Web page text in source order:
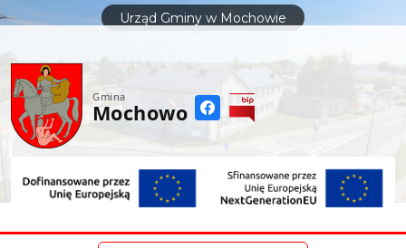
treści
Urząd Gminy w Mochowie
Gmina
Mochowo